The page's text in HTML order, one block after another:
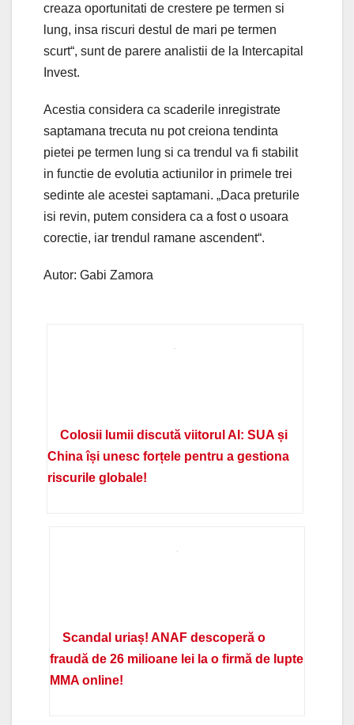
creaza oportunitati de crestere pe termen si
lung, insa riscuri destul de mari pe termen
scurt“, sunt de parere analistii de la Intercapital
Invest.
Acestia considera ca scaderile inregistrate
saptamana trecuta nu pot creiona tendinta
pietei pe termen lung si ca trendul va fi stabilit
in functie de evolutia actiunilor in primele trei
sedinte ale acestei saptamani. „Daca preturile
isi revin, putem considera ca a fost o usoara
corectie, iar trendul ramane ascendent“.
Autor: Gabi Zamora
Colosii lumii discută viitorul AI: SUA și
China își unesc forțele pentru a gestiona
riscurile globale!
Scandal uriaș! ANAF descoperă o
fraudă de 26 milioane lei la o firmă de lupte
MMA online!